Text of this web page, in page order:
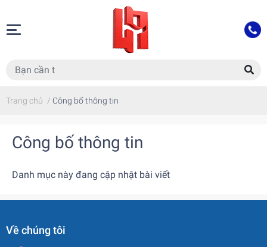
Trang chủ / Công bố thông tin
Công bố thông tin
Danh mục này đang cập nhật bài viết
Về chúng tôi